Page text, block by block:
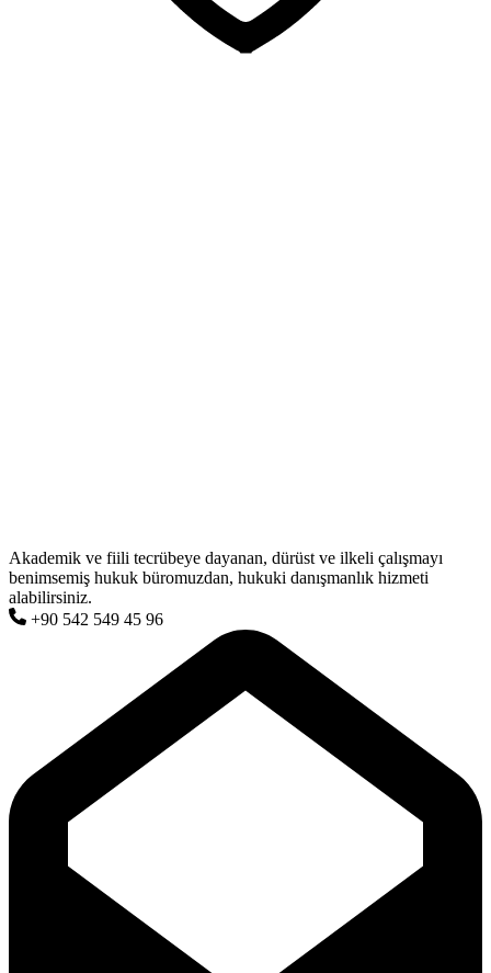
Akademik ve fiili tecrübeye dayanan, dürüst ve ilkeli çalışmayı
benimsemiş hukuk büromuzdan, hukuki danışmanlık hizmeti
alabilirsiniz.
+90 542 549 45 96